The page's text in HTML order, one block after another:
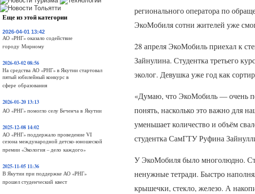
Еще из этой категории
2026-04-01 13:42
АО «РНГ» оказало содействие
городу Мирному
2026-03-02 08:56
На средства АО «РНГ» в Якутии стартовал
пятый юбилейный конкурс в
сфере образования
2026-01-20 13:13
АО «РНГ» помогло селу Беченча в Якутии
2025-12-08 14:02
АО «РНГ» поддержало проведение VI
сезона международной детско-юношеской
премии «Экология – дело каждого»
2025-11-05 11:36
В Якутии при поддержке АО «РНГ»
прошел студенческий квест
регионального оператора по
ЭкоМобиля сотни жителей уже
28 апреля ЭкоМобиль приехал к
Зайнулина. Студентка третьего
эколог. Девушка уже год как
«Думаю, что ЭкоМобиль — очень
понять, насколько это важно для
уменьшает количество и объём
студентка СамГТУ Руфина
У ЭкоМобиля было многолюдно.
ненужные тетради. Быстро
крышечки, стекло, железо. А